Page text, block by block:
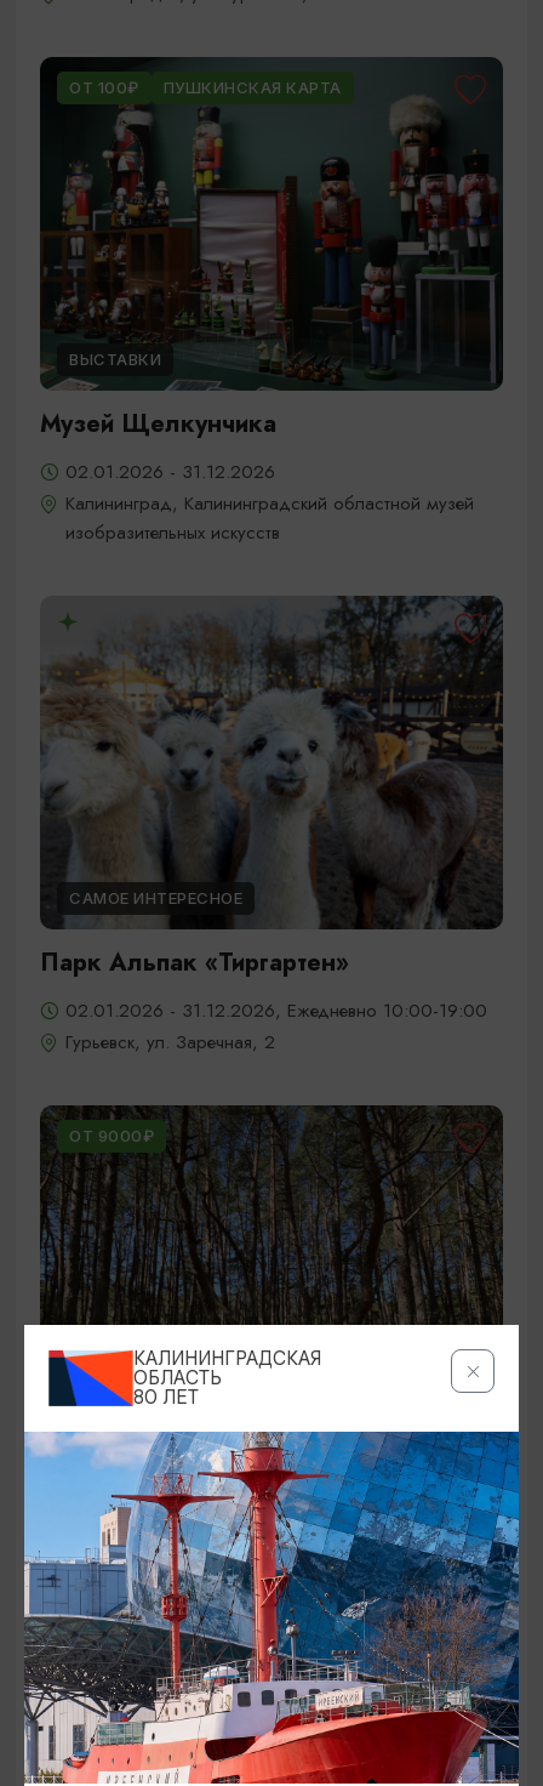
ОТ 100₽ ПУШКИНСКАЯ КАРТА
ВЫСТАВКИ
Музей Щелкунчика
02.01.2026 - 31.12.2026
Калининград, Калининградский областной музей
изобразительных искусств
САМОЕ ИНТЕРЕСНОЕ
Парк Альпак «Тиргартен»
02.01.2026 - 31.12.2026, Ежедневно 10:00-19:00
Гурьевск, ул. Заречная, 2
ОТ 9000₽
ЭКСКУРСИИ УЧРЕЖДЕНИЙ КУЛЬТУРЫ
Аудиоспектакль «Истории Куршской
косы»
01.02.2026 - 31.12.2026, 13:00
Куршская коса
ОТ 2500₽
КАЛИНИНГРАДСКАЯ
ОБЛАСТЬ
80 ЛЕТ